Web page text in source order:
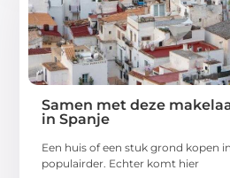
Samen met deze
in Spanje
Een huis of een stuk grond kopen
populairder. Echter komt hier